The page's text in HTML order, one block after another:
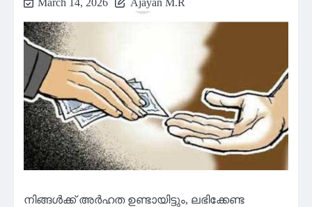
March 14, 2026 Ajayan M.R
നിങ്ങൾക്ക് അർഹത ഉണ്ടായിട്ടും, ലഭിക്കേണ്ട